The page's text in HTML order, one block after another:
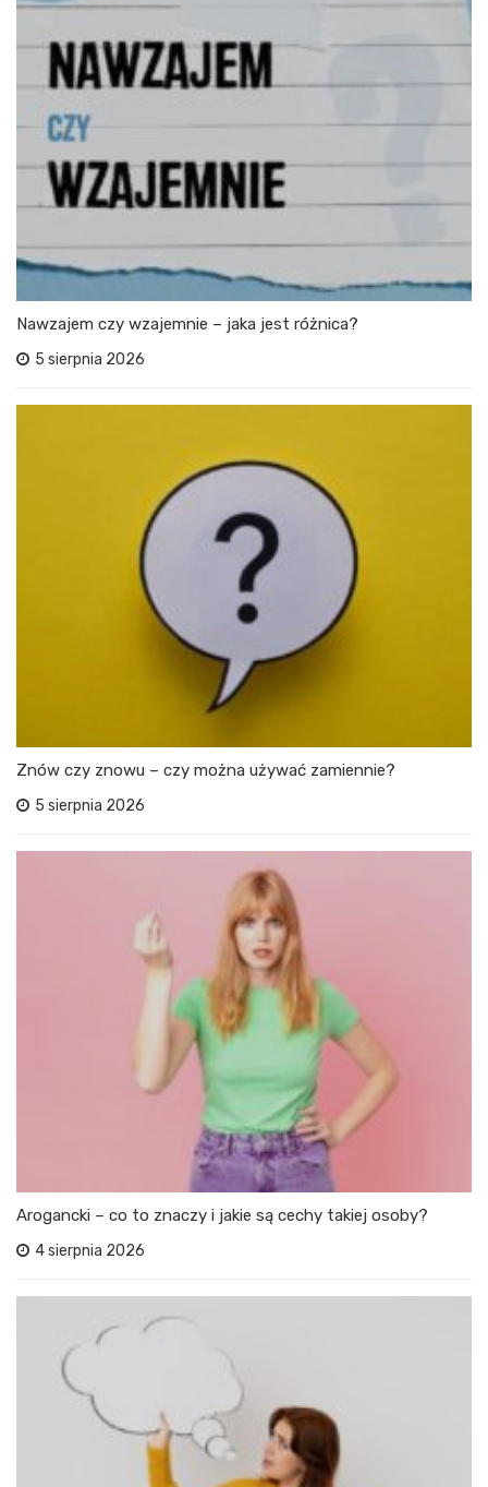
Nawzajem czy wzajemnie – jaka jest różnica?
5 sierpnia 2026
Znów czy znowu – czy można używać zamiennie?
5 sierpnia 2026
Arogancki – co to znaczy i jakie są cechy takiej osoby?
4 sierpnia 2026